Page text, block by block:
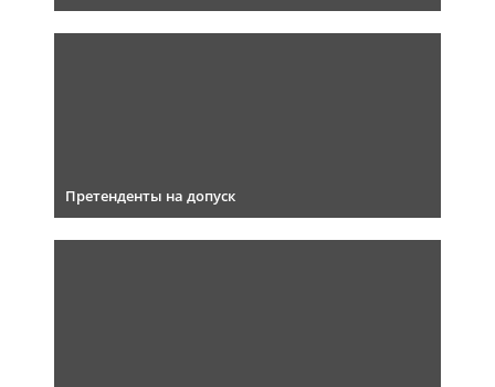
Претенденты на допуск